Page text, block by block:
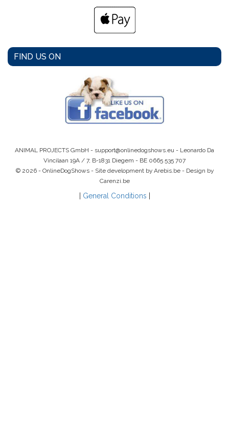
FIND US ON
ANIMAL PROJECTS GmbH - support@onlinedogshows.eu - Leonardo Da
Vincilaan 19A / 7, B-1831 Diegem - BE 0665 535 707
© 2026 - OnlineDogShows - Site development by Arebis.be - Design by
Carenzi.be
General Conditions